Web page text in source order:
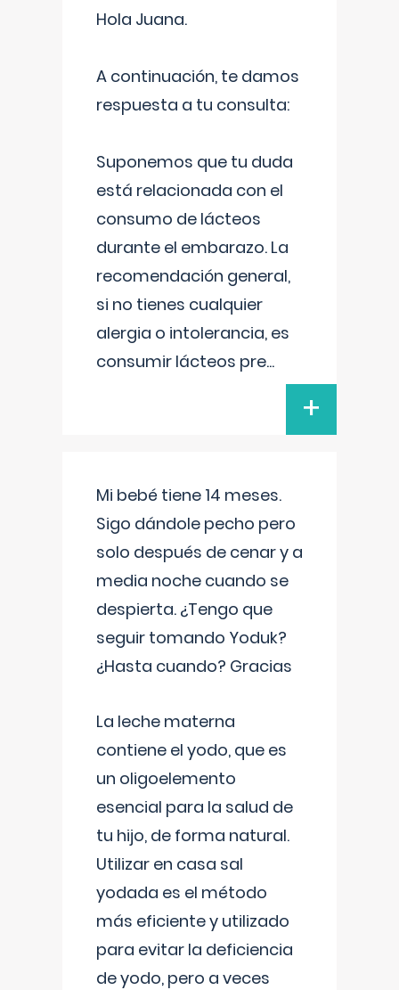
Hola Juana.
A continuación, te damos
respuesta a tu consulta:
Suponemos que tu duda
está relacionada con el
consumo de lácteos
durante el embarazo. La
recomendación general,
si no tienes cualquier
alergia o intolerancia, es
consumir lácteos pre...
+
Mi bebé tiene 14 meses.
Sigo dándole pecho pero
solo después de cenar y a
media noche cuando se
despierta. ¿Tengo que
seguir tomando Yoduk?
¿Hasta cuando? Gracias
La leche materna
contiene el yodo, que es
un oligoelemento
esencial para la salud de
tu hijo, de forma natural.
Utilizar en casa sal
yodada es el método
más eficiente y utilizado
para evitar la deficiencia
de yodo, pero a veces